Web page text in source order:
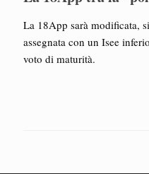
La 18App sarà modificata,
assegnata con un Isee
voto di maturità.